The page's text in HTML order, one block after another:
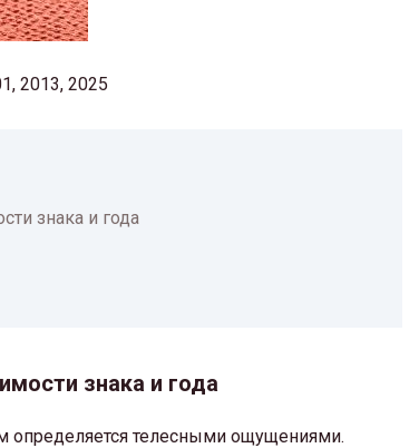
2013, 2025
знака и года
знака и года
определяется телесными ощущениями.